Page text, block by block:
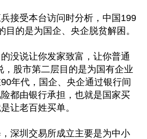
接受本台访问时分析，中国199
目的是为国企、央企脱贫解困。
没说让你发家致富，让你普通
，股市第二层目的是为国有企业
年代，国企、央企通过银行间
都由银行承担，也就是国家买
让老百姓买单。
深圳交易所成立主要是为中小